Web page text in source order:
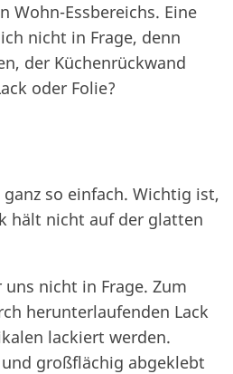
Wohn-Essbereichs. Eine
nicht in Frage, denn
der Küchenrückwand
oder Folie?
so einfach. Wichtig ist,
hält nicht auf der glatten
nicht in Frage. Zum
herunterlaufenden Lack
lackiert werden.
großflächig abgeklebt